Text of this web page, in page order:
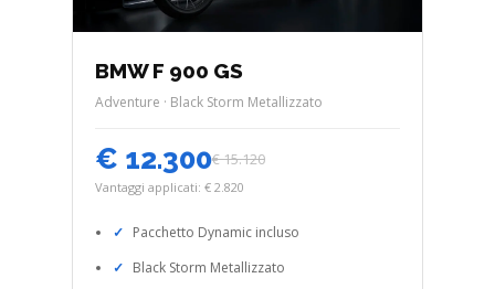
BMW F 900 GS
Adventure · Black Storm Metallizzato
€ 12.300€ 15.120
Vantaggi applicati: € 2.820
Pacchetto Dynamic incluso
Black Storm Metallizzato